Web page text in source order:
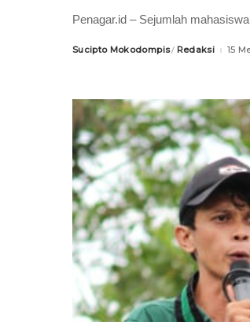
Penagar.id – Sejumlah
Posted
Sucipto Mokodompis Redaksi 15